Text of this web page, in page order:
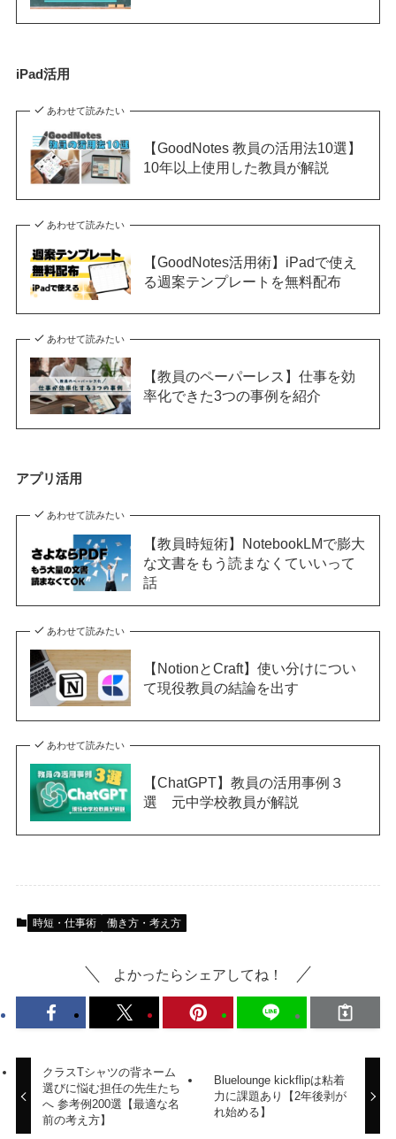
iPad活用
あわせて読みたい
【GoodNotes 教員の活用法10選】
10年以上使用した教員が解説
あわせて読みたい
【GoodNotes活用術】iPadで使え
る週案テンプレートを無料配布
あわせて読みたい
【教員のペーパーレス】仕事を効
率化できた3つの事例を紹介
アプリ活用
あわせて読みたい
【教員時短術】NotebookLMで膨大
な文書をもう読まなくていいって
話
あわせて読みたい
【NotionとCraft】使い分けについ
て現役教員の結論を出す
あわせて読みたい
【ChatGPT】教員の活用事例３
選 元中学校教員が解説
時短・仕事術 働き方・考え方
よかったらシェアしてね！
クラスTシャツの背ネーム
選びに悩む担任の先生たち
へ 参考例200選【最適な名
前の考え方】
Bluelounge kickflipは粘着
力に課題あり【2年後剥が
れ始める】